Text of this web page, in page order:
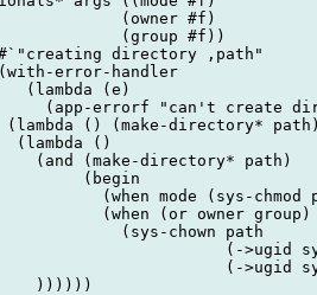
(owner #f)
(group #f))
directory ,path"
error-handler
(lambda (e)
(app-errorf "can't create
() (make-directory*
()
(make-directory* path)
(begin
(when mode (sys-chmod
(when (or owner group)
(sys-chown path
(->ugid sys-
(->ugid sys-
))))))